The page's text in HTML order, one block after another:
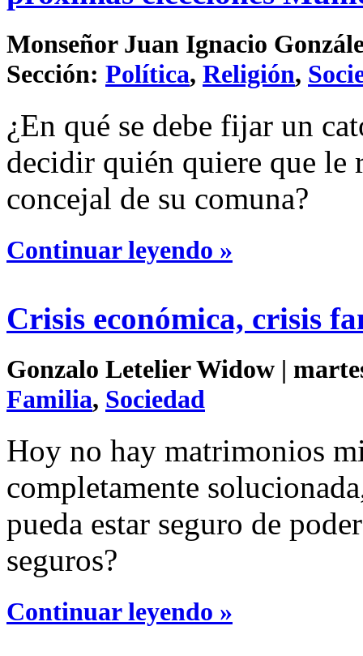
Monseñor Juan Ignacio
Sección: Política, Religión,
¿En qué se debe fijar un
decidir quién quiere que le
concejal de su comuna?
Continuar leyendo »
Crisis económica, crisis
Gonzalo Letelier Widow |
Familia, Sociedad
Hoy no hay matrimonios
completamente
pueda estar seguro de
seguros?
Continuar leyendo »